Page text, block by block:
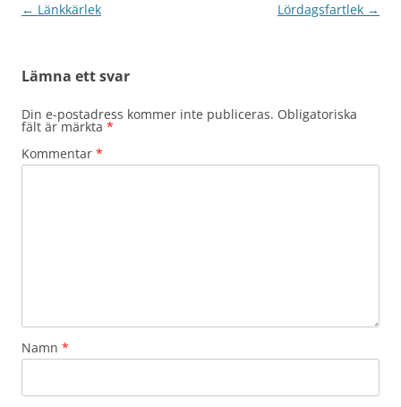
Inläggsnavigering
← Länkkärlek Lördagsfartlek →
Lämna ett svar
Din e-postadress kommer inte publiceras. Obligatoriska
fält är märkta *
Kommentar *
Namn *